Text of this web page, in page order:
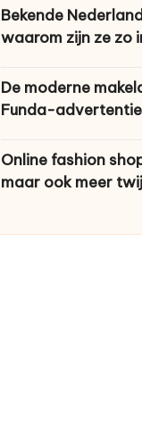
Bekende
waarom zijn ze zo
De moderne
Funda-advertentie
Online fashion
maar ook meer